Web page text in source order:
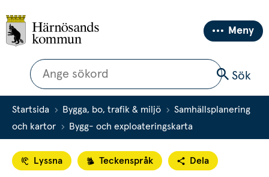
Meny
Sök
Sök
Startsida Bygga, bo, trafik & miljö
Samhällsplanering
och kartor
Bygg- och exploateringskarta
Lyssna Teckenspråk Dela